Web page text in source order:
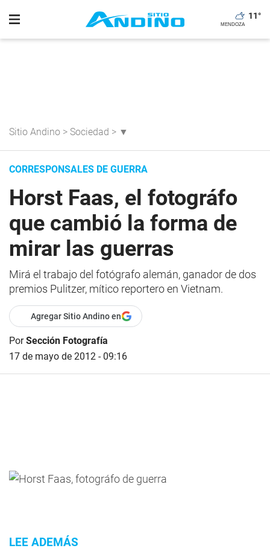
11°
Sitio Andino > Sociedad > ▼
CORRESPONSALES DE GUERRA
Horst Faas, el fotográfo
que cambió la forma de
mirar las guerras
Mirá el trabajo del fotógrafo alemán, ganador de dos
premios Pulitzer, mítico reportero en Vietnam.
Agregar Sitio Andino en
PorSección Fotografía
17 de mayo de 2012 - 09:16
LEE ADEMÁS